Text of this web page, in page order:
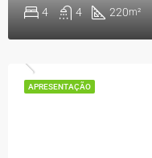
4 4 220m²
APRESENTAÇÃO